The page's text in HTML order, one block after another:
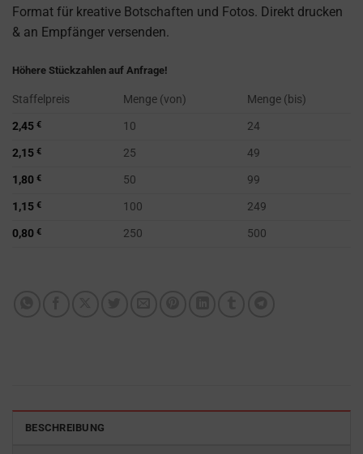
Format für kreative Botschaften und Fotos. Direkt drucken
& an Empfänger versenden.
Höhere Stückzahlen auf Anfrage!
Staffelpreis Menge (von)
Menge (bis)
2,45 € 10
24
2,15 € 25
49
1,80 € 50
99
1,15 € 100
249
0,80 € 250 500
BESCHREIBUNG